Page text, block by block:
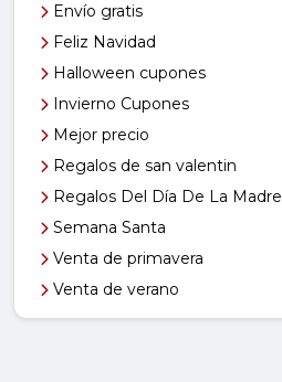
Envío gratis
Feliz Navidad
Halloween cupones
Invierno Cupones
Mejor precio
Regalos de san valentin
Regalos Del Día De La Madre
Semana Santa
Venta de primavera
Venta de verano